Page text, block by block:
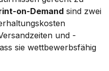
on-Demand sind zwei
und -
sie wettbewerbsfähig